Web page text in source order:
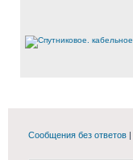
Сообщения без ответов |